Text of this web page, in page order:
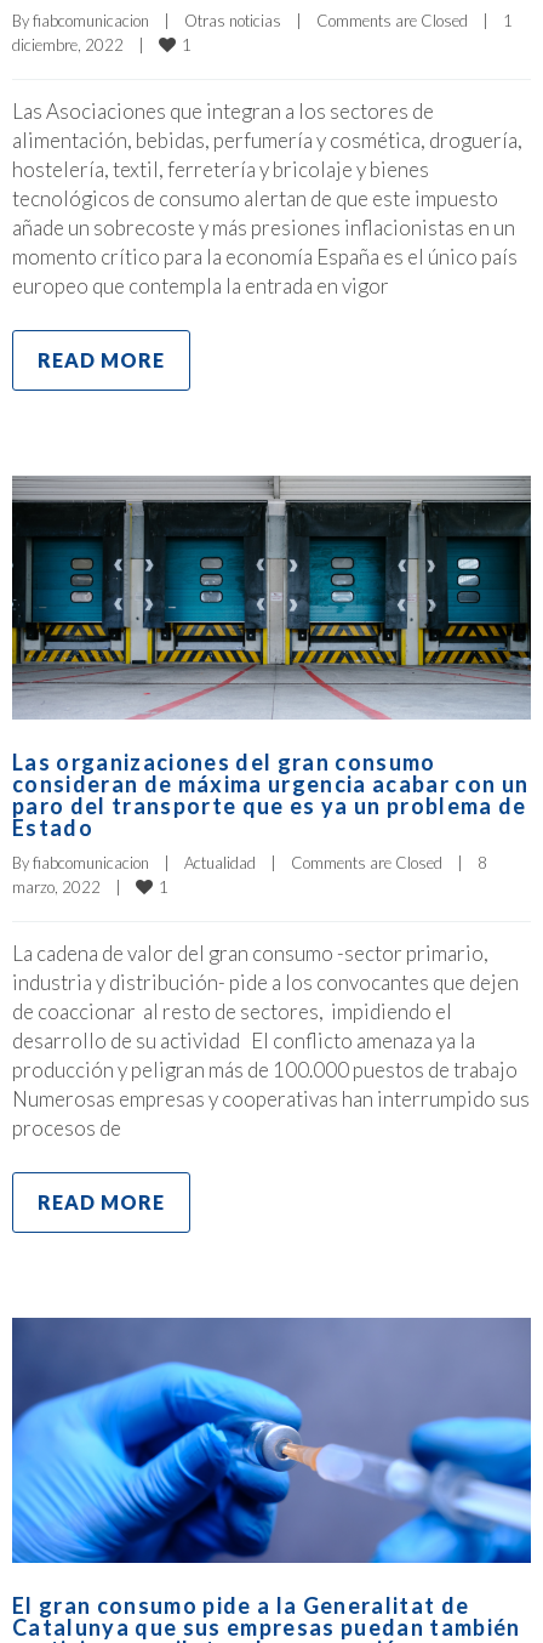
By fiabcomunicacion | Otras noticias | Comments are Closed |
1
diciembre, 2022
| 1
Las Asociaciones que integran a los sectores de
alimentación, bebidas, perfumería y cosmética, droguería,
hostelería, textil, ferretería y bricolaje y bienes
tecnológicos de consumo alertan de que este impuesto
añade un sobrecoste y más presiones inflacionistas en un
momento crítico para la economía España es el único país
europeo que contempla la entrada en vigor
READ MORE
Las organizaciones del gran consumo
consideran de máxima urgencia acabar con un
paro del transporte que es ya un problema de
Estado
By fiabcomunicacion Actualidad Comments are Closed
8
marzo, 2022
1
La cadena de valor del gran consumo -sector primario,
industria y distribución- pide a los convocantes que dejen
de coaccionar al resto de sectores, impidiendo el
desarrollo de su actividad El conflicto amenaza ya la
producción y peligran más de 100.000 puestos de trabajo
Numerosas empresas y cooperativas han interrumpido sus
procesos de
READ MORE
El gran consumo pide a la Generalitat de
Catalunya que sus empresas puedan también